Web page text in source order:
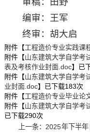
编审：王军
终审：胡大启
附件【工程造价专业实践课
附件【山东建筑大学自学考
表及考核作业封面.doc】已
附件【山东建筑大学自学考
业封面.doc】已下载183次
附件【工程造价专业毕业论
附件【山东建筑大学自学考
已下载290次
上一条：2025年下半